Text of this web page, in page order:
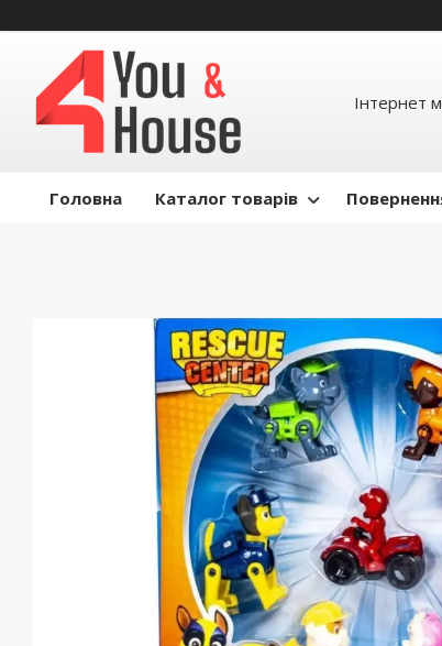
Інтернет
Головна Каталог товарів